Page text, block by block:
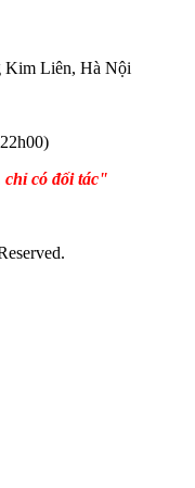
Kim Liên, Hà Nội
có đối tác"